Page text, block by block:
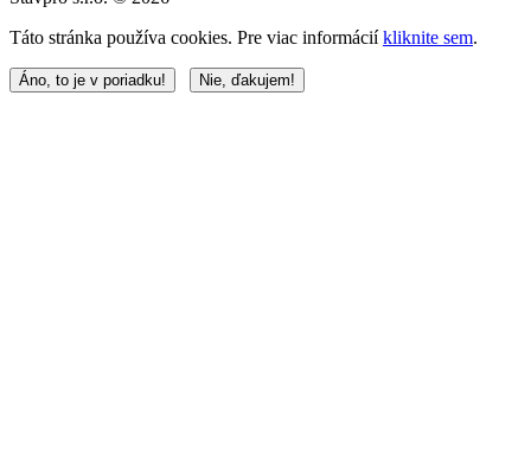
Táto stránka používa cookies. Pre viac informáciíkliknite sem.
Áno, to je v poriadku! Nie, ďakujem!